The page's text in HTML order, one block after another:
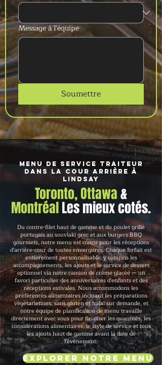
Message à l'équipe
Soumettre
Menu de service traiteur
dans la cour arrière à
Lindsay
Toronto, Ottawa&
MontréalLes mieux cotés.
Du contre-filet haut de gamme et du poulet grillé
portugais au souvlaki grec et aux burgers BBQ
gourmets, notre menu est conçu pour les réceptions
d'arrière-cour de toutes envergures. Chaque forfait est
entièrement personnalisable, y compris les
accompagnements, les ajouts et le service de dessert
optionnel via notre camion de crème glacée — un
favori particulier des anniversaires d'enfants et des
réceptions estivales. Nous accommodons les
préférences alimentaires incluant les préparations
végétariennes, sans gluten et halal sur demande, et
notre équipe de planification de menu travaille
directement avec vous pour finaliser les quantités, les
considérations alimentaires, le style de service et tous
les ajouts haut de gamme avant la date de
l'événement.
Explorer notre menu